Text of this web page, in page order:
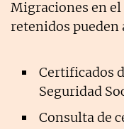
Migraciones en el
retenidos pueden
Certificados
Seguridad
Consulta de